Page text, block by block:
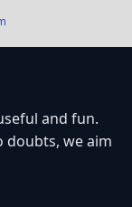
and fun.
doubts, we aim